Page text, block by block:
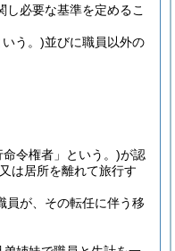
必要な基準を定めるこ
う。)並びに職員以外の
令権者」という。)が認
は居所を離れて旅行す
が、その転任に伴う移